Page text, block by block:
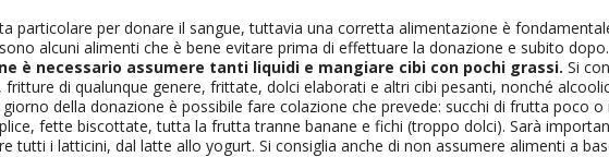
particolare per donare il sangue, tuttavia una corretta alimentazione è
alcuni alimenti che è bene evitare prima di effettuare la donazione e subito dopo.
è necessario assumere tanti liquidi e mangiare cibi con pochi grassi. Si
di qualunque genere, frittate, dolci elaborati e altri cibi pesanti, nonché
della donazione è possibile fare colazione che prevede: succhi di frutta poco
fette biscottate, tutta la frutta tranne banane e fichi (troppo dolci). Sarà
tutti i latticini, dal latte allo yogurt. Si consiglia anche di non assumere alimenti a